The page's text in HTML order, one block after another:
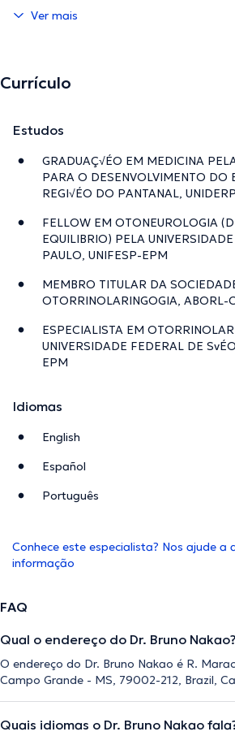
Ver mais
Currículo
Estudos
GRADUAÇ√ÉO EM MEDICINA
PARA O DESENVOLVIMENTO DO
REGI√ÉO DO PANTANAL, UNIDERP
FELLOW EM OTONEUROLOGIA
EQUILIBRIO) PELA
PAULO, UNIFESP-EPM
MEMBRO TITULAR DA
OTORRINOLARINGOGIA, ABORL-
ESPECIALISTA EM
UNIVERSIDADE FEDERAL DE
EPM
Idiomas
English
Español
Português
Conhece este especialista? Nos ajude a
informação
FAQ
Qual o endereço do Dr. Bruno Nakao?
O endereço do Dr. Bruno Nakao é R.
Campo Grande - MS, 79002-212, Brazil,
Quais idiomas o Dr. Bruno Nakao